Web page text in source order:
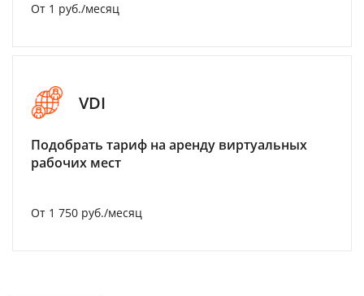
От 1 руб./месяц
VDI
Подобрать тариф на аренду виртуальных
рабочих мест
От 1 750 руб./месяц